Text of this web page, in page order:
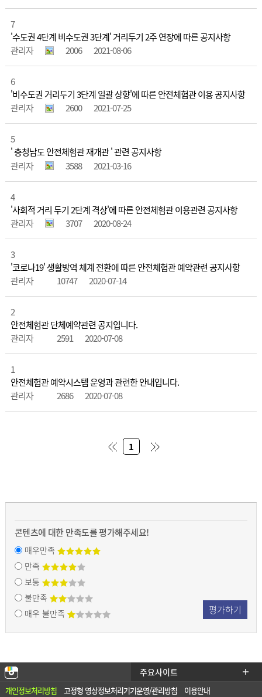
7
'수도권 4단계 비수도권 3단계' 거리두기 2주 연장에 따른 공지사항
관리자
2006 2021-08-06
6
'비수도권 거리두기 3단계 일괄 상향'에 따른 안전체험관 이용 공지사항
관리자
2600 2021-07-25
5
' 충청남도 안전체험관 재개관 ' 관련 공지사항
관리자
3588 2021-03-16
4
'사회적 거리 두기 2단계 격상'에 따른 안전체험관 이용관련 공지사항
관리자
3707 2020-08-24
3
'코로나19' 생활방역 체계 전환에 따른 안전체험관 예약관련 공지사항
관리자
10747 2020-07-14
2
안전체험관 단체예약관련 공지입니다.
관리자
2591 2020-07-08
1
안전체험관 예약시스템 운영과 관련한 안내입니다.
관리자
2686 2020-07-08
처음
1
마지
콘텐츠에 대한 만족도를 평가해주세요!
매우만족
만족
보통
불만족
매우 불만족
평가하기
개인정보처리방침 고정형 영상정보처리기기운영/관리방침 이용안내
충남
안전
주요사이트